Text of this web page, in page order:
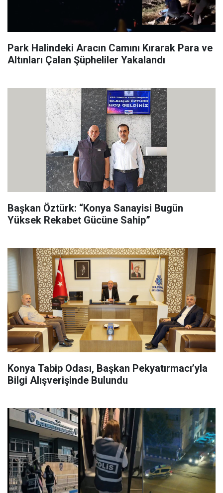
Park Halindeki Aracın Camını Kırarak Para ve
Altınları Çalan Şüpheliler Yakalandı
Başkan Öztürk: “Konya Sanayisi Bugün
Yüksek Rekabet Gücüne Sahip”
Konya Tabip Odası, Başkan Pekyatırmacı’yla
Bilgi Alışverişinde Bulundu